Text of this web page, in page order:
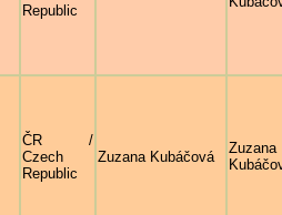
Republic
ČR /
Czech
Republic
Zuzana Kubáčová
Zuzana